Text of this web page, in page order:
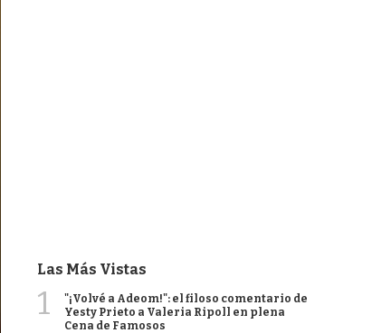
Las Más Vistas
1
"¡Volvé a Adeom!": el filoso comentario de
Yesty Prieto a Valeria Ripoll en plena
Cena de Famosos